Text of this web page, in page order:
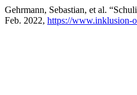
Gehrmann, Sebastian, et al.
Feb. 2022, https://www.inklusion-